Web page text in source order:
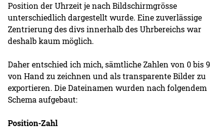
Position der Uhrzeit je nach Bildschirmgrösse
unterschiedlich dargestellt wurde. Eine zuverlässige
Zentrierung des divs innerhalb des Uhrbereichs war
deshalb kaum möglich.
Daher entschied ich mich, sämtliche Zahlen von 0 bis 9
von Hand zu zeichnen und als transparente Bilder zu
exportieren. Die Dateinamen wurden nach folgendem
Schema aufgebaut:
Position-Zahl